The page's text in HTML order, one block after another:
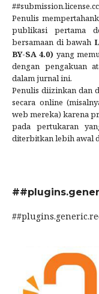
Penulis
publikasi pertama
bersamaan di bawah
BY-SA 4.0) yang
dengan pengakuan
dalam jurnal ini.
Penulis diizinkan dan
secara online
web mereka) karena
pada pertukaran
diterbitkan lebih awal